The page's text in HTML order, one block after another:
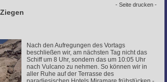
- Seite drucken -
Nach den Aufregungen des Vortags
beschließen wir, am nächsten Tag nicht das
Schiff um 8 Uhr, sondern das um 10:05 Uhr
nach Vulcano zu nehmen. So können wir in
aller Ruhe auf der Terrasse des